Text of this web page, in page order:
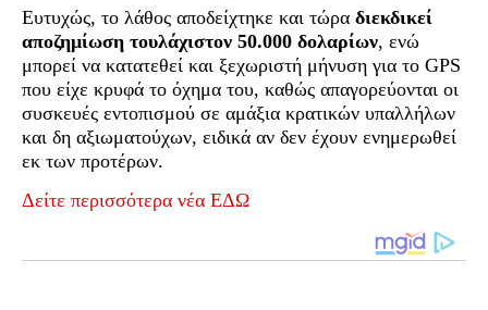
Ευτυχώς, το λάθος αποδείχτηκε και τώρα διεκδικεί
αποζημίωση τουλάχιστον 50.000 δολαρίων, ενώ
μπορεί να κατατεθεί και ξεχωριστή μήνυση για το GPS
που είχε κρυφά το όχημα του, καθώς απαγορεύονται οι
συσκευές εντοπισμού σε αμάξια κρατικών υπαλλήλων
και δη αξιωματούχων, ειδικά αν δεν έχουν ενημερωθεί
εκ των προτέρων.
Δείτε περισσότερα νέα ΕΔΩ